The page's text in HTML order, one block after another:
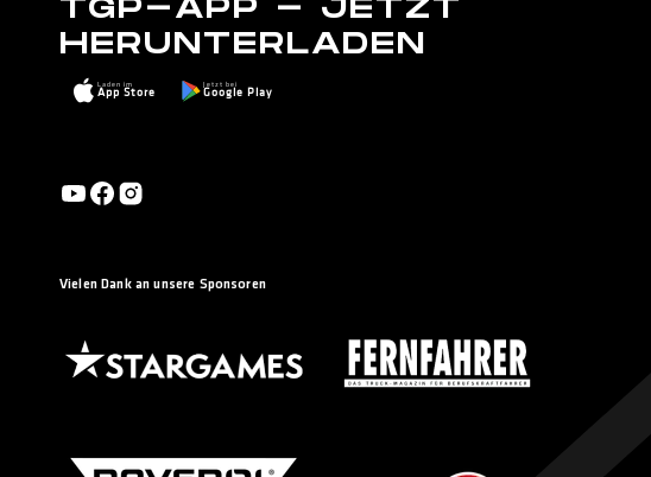
TGP-APP - JETZT
HERUNTERLADEN
Laden im
App Store
Jetzt bei
Google Play
Vielen Dank an unsere Sponsoren